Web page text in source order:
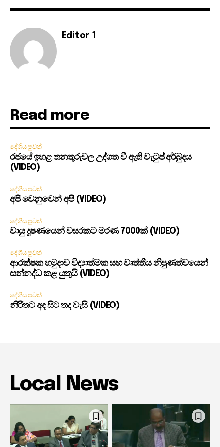
Editor 1
Read more
දේශීය පුවත්
රජයේ ඉහළ තනතුරුවල උද්ගත වී ඇති වැටුප් අර්බුදය
(VIDEO)
දේශීය පුවත්
අපි වෙනුවෙන් අපි (VIDEO)
දේශීය පුවත්
වායු දූෂණයෙන් වසරකට මරණ 7000ක් (VIDEO)
දේශීය පුවත්
ආරක්ෂක හමුදාව විද්‍යාත්මක සහ වෘත්තීය නිපුණත්වයෙන්
සන්නද්ධ කළ යුතුයි (VIDEO)
දේශීය පුවත්
නිරිතට අද සිට තද වැසි (VIDEO)
Local News